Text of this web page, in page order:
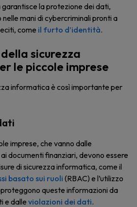
la protezione dei dati,
mani di cybercriminali pronti a
come il furto d’identità.
sicurezza
le piccole imprese
informatica è così importante per
imprese, che vanno dalle
documenti finanziari, devono essere
di sicurezza informatica, come il
basato sui ruoli (RBAC) e l’utilizzo
proteggono queste informazioni da
e dalle violazioni dei dati.